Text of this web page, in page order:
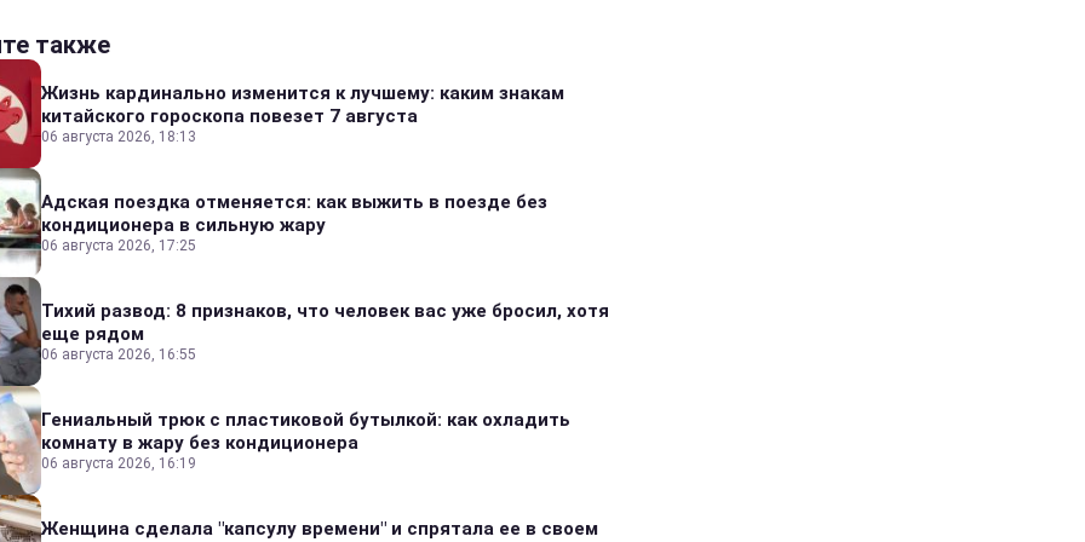
также
Жизнь кардинально изменится к лучшему: каким знакам
китайского гороскопа повезет 7 августа
06 августа 2026, 18:13
Адская поездка отменяется: как выжить в поезде без
кондиционера в сильную жару
06 августа 2026, 17:25
Тихий развод: 8 признаков, что человек вас уже бросил, хотя
еще рядом
06 августа 2026, 16:55
Гениальный трюк с пластиковой бутылкой: как охладить
комнату в жару без кондиционера
06 августа 2026, 16:19
Женщина сделала "капсулу времени" и спрятала ее в своем